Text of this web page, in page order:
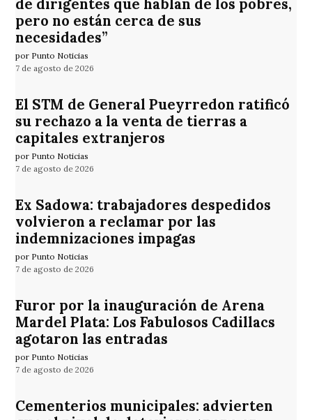
de dirigentes que hablan de los pobres,
pero no están cerca de sus
necesidades”
por Punto Noticias
7 de agosto de 2026
El STM de General Pueyrredon ratificó
su rechazo a la venta de tierras a
capitales extranjeros
por Punto Noticias
7 de agosto de 2026
Ex Sadowa: trabajadores despedidos
volvieron a reclamar por las
indemnizaciones impagas
por Punto Noticias
7 de agosto de 2026
Furor por la inauguración de Arena
Mardel Plata: Los Fabulosos Cadillacs
agotaron las entradas
por Punto Noticias
7 de agosto de 2026
Cementerios municipales: advierten